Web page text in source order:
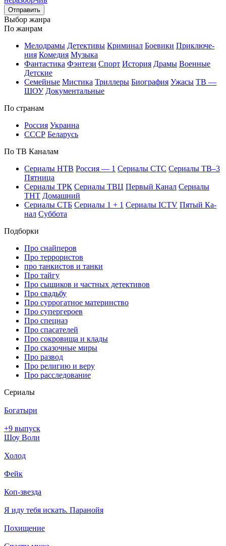
Отправить
Вы­бор жан­ра
По жан­рам
Ме­ло­дра­мы Де­тек­ти­вы Кри­ми­нал Бое­ви­ки При­клю­че­
ния Ко­ме­дия Му­зы­ка
Фан­та­сти­ка Фэн­те­зи Спорт Ис­то­рия Дра­мы Во­ен­ные
Дет­ские
Се­мей­ные Мис­ти­ка Трил­ле­ры Био­гра­фия Ужа­сы ТВ —
ШОУ До­ку­мен­таль­ные
По стра­нам
Рос­сия Ук­раи­на
СССР Бе­ла­русь
По ТВ Ка­на­лам
Се­риа­лы НТВ Рос­сия — 1 Се­риа­лы СТС Се­риа­лы ТВ–3
Пят­ни­ца
Се­риа­лы ТРК Се­риа­лы ТВЦ Пер­вый Ка­нал Се­риа­лы
ТНТ До­маш­ний
Се­риа­лы СТБ Се­риа­лы 1 + 1 Се­риа­лы ICTV Пя­тый Ка­
нал Суб­бо­та
Подборки
Про снайперов
Про террористов
про танкистов и танки
Про тайгу
Про сыщиков и частных детективов
Про свадьбу
Про суррогатное материнство
Про супергероев
Про спецназ
Про спасателей
Про сокровища и клады
Про сказочные миры
Про развод
Про религию и веру
Про расследование
Се­риа­лы
Богатыри
+9 выпуск
Шоу Воли
Холод
Фейк
Коп-звезда
Я иду тебя искать. Паранойя
Похищение